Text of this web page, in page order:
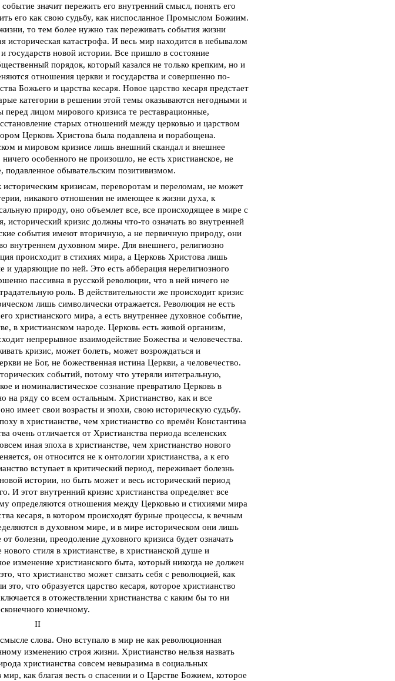
значит пережить его внутренний смысл, понять его
его как свою судьбу, как ниспосланное Промыслом Божиим.
то тем более нужно так переживать события жизни
историческая катастрофа. И весь мир находится в небывалом
новой истории. Все пришло в состояние
порядок, который казался не только крепким, но и
отношения церкви и государства и совершенно по-
Божьего и царства кесаря. Новое царство кесаря предстает
категории в решении этой темы оказываются негодными и
лицом мирового кризиса те реставрационные,
старых отношений между церковью и царством
Церковь Христова была подавлена и порабощена.
и мировом кризисе лишь внешний скандал и внешнее
особенного не произошло, не есть христианское, не
подавленное обывательским позитивизмом.
кризисам, переворотам и переломам, не может
никакого отношения не имеющее к жизни духа, к
природу, оно объемлет все, все происходящее в мире с
кризис должны что-то означать во внутренней
события имеют вторичную, а не первичную природу, они
внутреннем духовном мире. Для внешнего, религиозно
происходит в стихиях мира, а Церковь Христова лишь
и ударяющие по ней. Это есть абберация нерелигиозного
пассивна в русской революции, что в ней ничего не
роль. В действительности же происходит кризис
лишь символически отражается. Революция не есть
христианского мира, а есть внутреннее духовное событие,
в христианском народе. Церковь есть живой организм,
непрерывное взаимодействие Божества и человечества.
кризис, может болеть, может возрождаться и
не Бог, не божественная истина Церкви, а человечество.
событий, потому что утеряли интегральную,
и номиналистическое сознание превратило Церковь в
ряду со всем остальным. Христианство, как и все
имеет свои возрасты и эпохи, свою историческую судьбу.
в христианстве, чем христианство со времён Константина
очень отличается от Христианства периода вселенских
иная эпоха в христианстве, чем христианство нового
он относится не к онтологии христианства, а к его
вступает в критический период, переживает болезнь
истории, но быть может и весь исторический период
И этот внутренний кризис христианства определяет все
определяются отношения между Церковью и стихиями мира
кесаря, в котором происходят бурные процессы, к вечным
в духовном мире, и в мире историческом они лишь
болезни, преодоление духовного кризиса будет означать
стиля в христианстве, в христианской душе и
изменение христианского быта, который никогда не должен
что христианство может связать себя с революцией, как
что образуется царство кесаря, которое христианство
в отожествлении христианства с каким бы то ни
конечному.
II
слова. Оно вступало в мир не как революционная
изменению строя жизни. Христианство нельзя назвать
христианства совсем невыразима в социальных
как благая весть о спасении и о Царстве Божием, которое